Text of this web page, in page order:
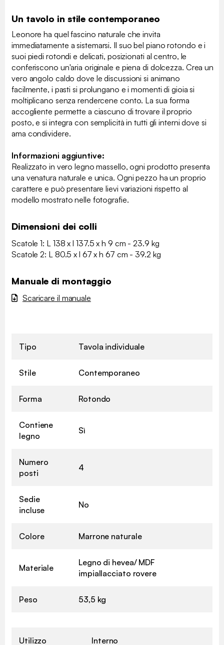
Un tavolo in stile contemporaneo
Leonore ha quel fascino naturale che invita
immediatamente a sistemarsi. Il suo bel piano rotondo e i
suoi piedi rotondi e delicati, posizionati al centro, le
conferiscono un'aria originale e piena di dolcezza. Crea un
vero angolo caldo dove le discussioni si animano
facilmente, i pasti si prolungano e i momenti di gioia si
moltiplicano senza rendercene conto. La sua forma
accogliente permette a ciascuno di trovare il proprio
posto, e si integra con semplicità in tutti gli interni dove si
ama condividere.
Informazioni aggiuntive:
Realizzato in vero legno massello, ogni prodotto presenta
una venatura naturale e unica. Ogni pezzo ha un proprio
carattere e può presentare lievi variazioni rispetto al
modello mostrato nelle fotografie.
Dimensioni dei colli
Scatole 1: L 138 x l 137.5 x h 9 cm - 23.9 kg
Scatole 2: L 80.5 x l 67 x h 67 cm - 39.2 kg
Manuale di montaggio
Scaricare il manuale
Tipo Tavola individuale
Stile Contemporaneo
Forma Rotondo
Contiene
legno
Sì
Numero
posti
4
Sedie
incluse
No
Colore Marrone naturale
Materiale
Legno di hevea/ MDF
impiallacciato rovere
Peso 53,5 kg
Utilizzo Interno